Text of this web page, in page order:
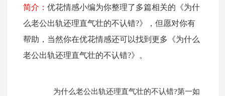
简介： 优花情感小编为你整理了多篇相关的《为什
么老公出轨还理直气壮的不认错?》，但愿对你有
帮助，当然你在优花情感还可以找到更多《为什么
老公出轨还理直气壮的不认错?》。
为什么老公出轨还理直气壮的不认错?第一如